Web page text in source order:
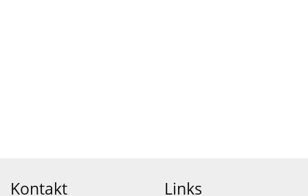
Kontakt Links